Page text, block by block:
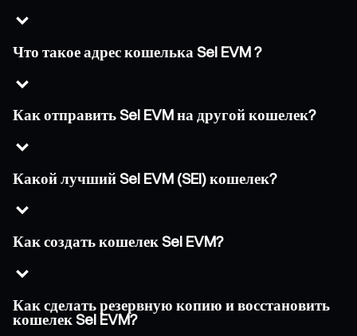
Что такое адрес кошелька Sei EVM ?
Как отправить Sei EVM на другой кошелек?
Какой лучший Sei EVM (SEI) кошелек?
Как создать кошелек Sei EVM?
Как сделать резервную копию и восстановить
кошелек Sei EVM?